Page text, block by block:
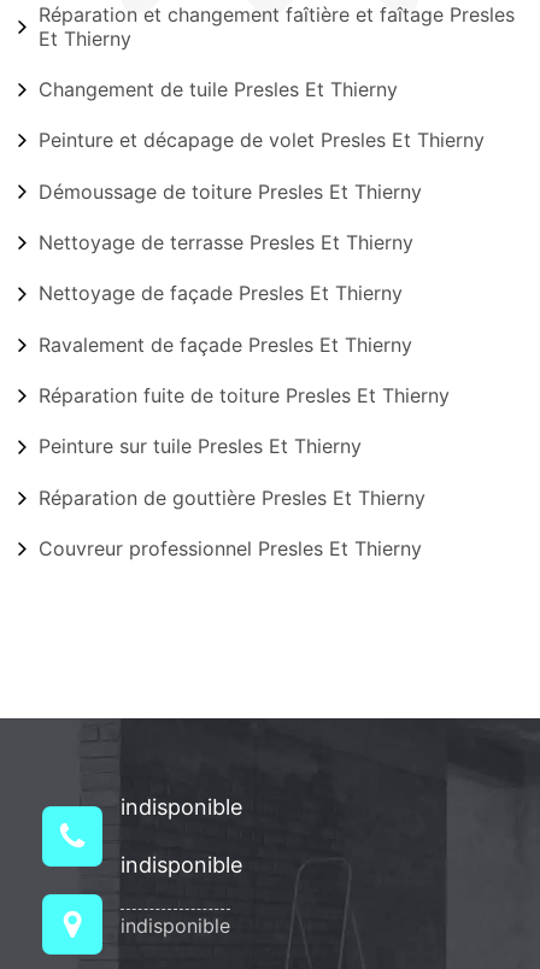
Réparation et changement faîtière et faîtage Presles
Et Thierny
Changement de tuile Presles Et Thierny
Peinture et décapage de volet Presles Et Thierny
Démoussage de toiture Presles Et Thierny
Nettoyage de terrasse Presles Et Thierny
Nettoyage de façade Presles Et Thierny
Ravalement de façade Presles Et Thierny
Réparation fuite de toiture Presles Et Thierny
Peinture sur tuile Presles Et Thierny
Réparation de gouttière Presles Et Thierny
Couvreur professionnel Presles Et Thierny
indisponible
indisponible
indisponible